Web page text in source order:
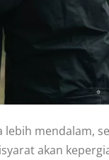
lebih mendalam,
akan